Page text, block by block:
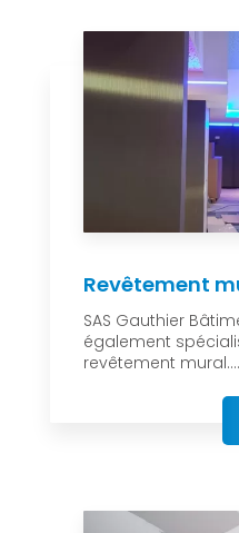
Revêtement
SAS Gauthier
également
revêtement mural....